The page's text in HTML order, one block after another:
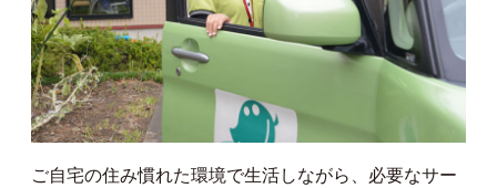
ご自宅の住み慣れた環境で生活しながら、必要なサー